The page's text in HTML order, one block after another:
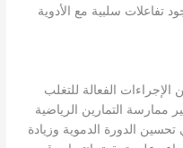
تفاعلات سلبية مع الأدوية
الإجراءات الفعالة للتغلب
ممارسة التمارين الرياضية
تحسين الدورة الدموية وزيادة